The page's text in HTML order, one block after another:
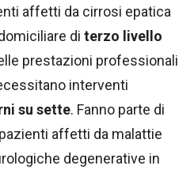
affetti da cirrosi epatica
di terzo livello
prestazioni professionali
interventi
su sette. Fanno parte di
affetti da malattie
degenerative in